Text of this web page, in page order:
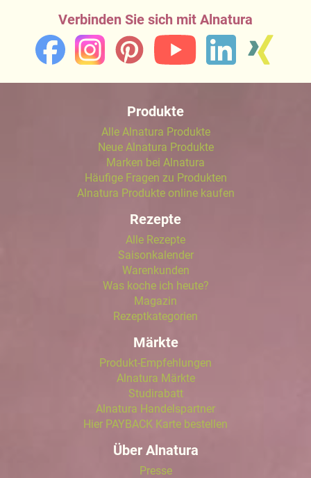
Verbinden Sie sich mit Alnatura
Produkte
Alle Alnatura Produkte
Neue Alnatura Produkte
Marken bei Alnatura
Häufige Fragen zu Produkten
Alnatura Produkte online kaufen
Rezepte
Alle Rezepte
Saisonkalender
Warenkunden
Was koche ich heute?
Magazin
Rezeptkategorien
Märkte
Produkt-Empfehlungen
Alnatura Märkte
Studirabatt
Alnatura Handelspartner
Hier PAYBACK Karte bestellen
Über Alnatura
Presse